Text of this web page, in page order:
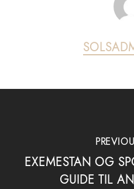
EXEMESTAN OG
GUIDE TIL